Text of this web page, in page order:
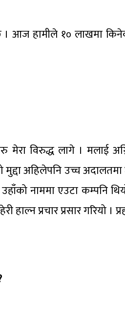
आज हामीले १० लाखमा
विरुद्ध लागे । मलाई
अहिलेपनि उच्च
उहाँको नाममा एउटा कम्पनि
प्रचार प्रसार गरियो ।